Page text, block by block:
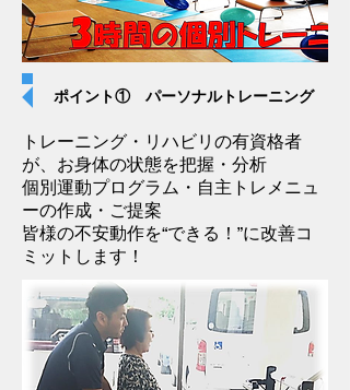
ポイント① パーソナルトレーニング
トレーニング・リハビリの有資格者
が、お身体の状態を把握・分析
個別運動プログラム・自主トレメニュ
ーの作成・ご提案
皆様の不安動作を“できる！”に改善コ
ミットします！